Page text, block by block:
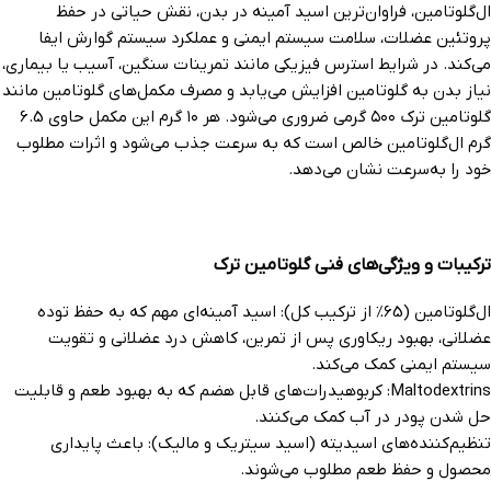
ال‌گلوتامین، فراوان‌ترین اسید آمینه در بدن، نقش حیاتی در حفظ
پروتئین عضلات، سلامت سیستم ایمنی و عملکرد سیستم گوارش ایفا
می‌کند. در شرایط استرس فیزیکی مانند تمرینات سنگین، آسیب یا بیماری،
نیاز بدن به گلوتامین افزایش می‌یابد و مصرف مکمل‌های گلوتامین مانند
گلوتامین ترک ۵۰۰ گرمی ضروری می‌شود. هر ۱۰ گرم این مکمل حاوی 6.5
گرم ال‌گلوتامین خالص است که به سرعت جذب می‌شود و اثرات مطلوب
خود را به‌سرعت نشان می‌دهد.
ترکیبات و ویژگی‌های فنی گلوتامین ترک
ال‌گلوتامین (65% از ترکیب کل): اسید آمینه‌ای مهم که به حفظ توده
عضلانی، بهبود ریکاوری پس از تمرین، کاهش درد عضلانی و تقویت
سیستم ایمنی کمک می‌کند.
Maltodextrins: کربوهیدرات‌های قابل هضم که به بهبود طعم و قابلیت
حل شدن پودر در آب کمک می‌کنند.
تنظیم‌کننده‌های اسیدیته (اسید سیتریک و مالیک): باعث پایداری
محصول و حفظ طعم مطلوب می‌شوند.